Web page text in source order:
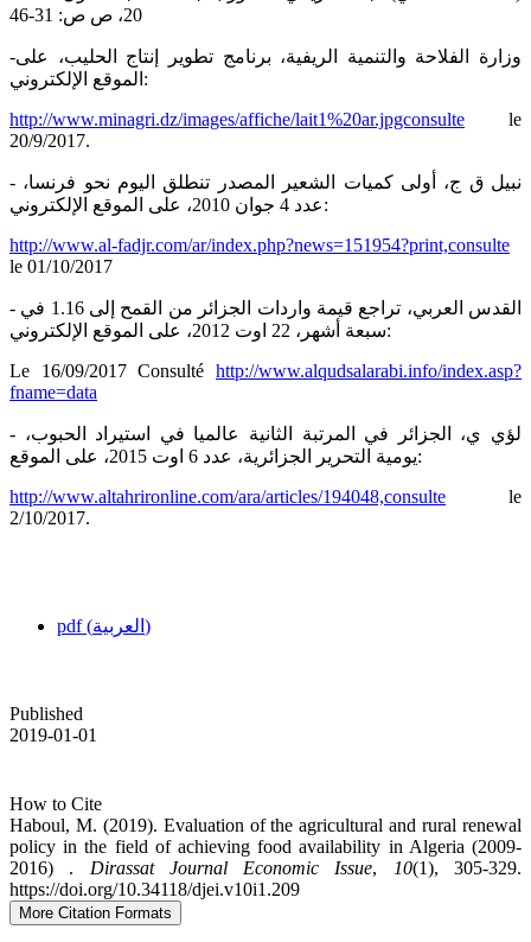
20، ص ص: 31-46
-وزارة الفلاحة والتنمية الريفية، برنامج تطوير إنتاج الحليب، على
الموقع الإلكتروني:
http://www.minagri.dz/images/affiche/lait1%20ar.jpgconsulte le
20/9/2017.
- نبيل ق ج، أولى كميات الشعير المصدر تنطلق اليوم نحو فرنسا،
عدد 4 جوان 2010، على الموقع الإلكتروني:
http://www.al-fadjr.com/ar/index.php?news=151954?print,consulte
le 01/10/2017
- القدس العربي، تراجع قيمة واردات الجزائر من القمح إلى 1.16 في
سبعة أشهر، 22 اوت 2012، على الموقع الإلكتروني:
Le 16/09/2017 Consulté http://www.alqudsalarabi.info/index.asp?
fname=data
- لؤي ي، الجزائر في المرتبة الثانية عالميا في استيراد الحبوب،
يومية التحرير الجزائرية، عدد 6 اوت 2015، على الموقع:
http://www.altahrironline.com/ara/articles/194048,consulte le
2/10/2017.
pdf (العربية)
Published
2019-01-01
How to Cite
Haboul, M. (2019). Evaluation of the agricultural and rural renewal
policy in the field of achieving food availability in Algeria (2009-
2016) . Dirassat Journal Economic Issue, 10(1), 305-329.
https://doi.org/10.34118/djei.v10i1.209
More Citation Formats